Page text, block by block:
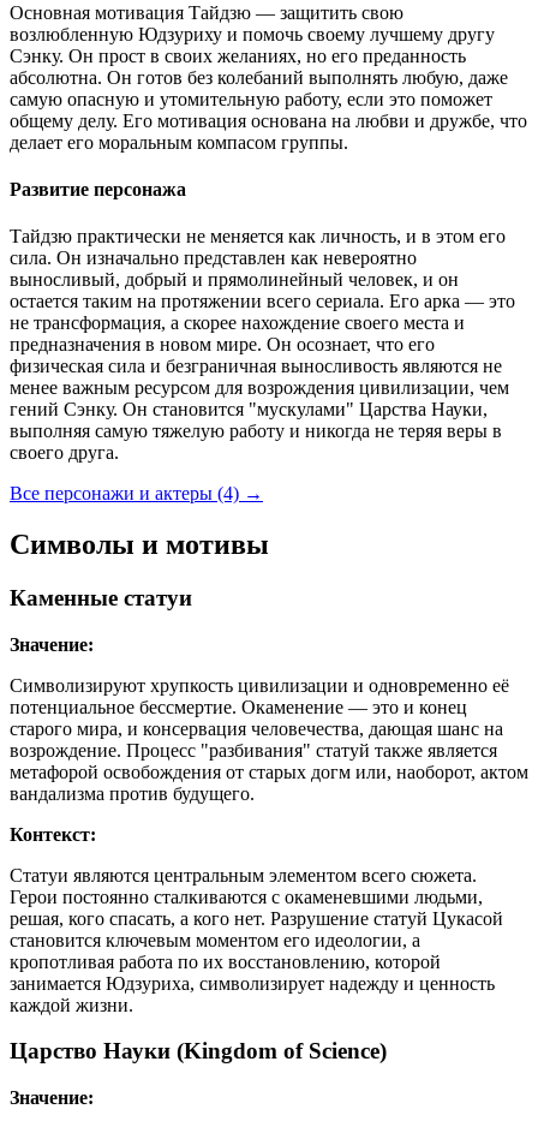
Основная мотивация Тайдзю — защитить свою
возлюбленную Юдзуриху и помочь своему лучшему другу
Сэнку. Он прост в своих желаниях, но его преданность
абсолютна. Он готов без колебаний выполнять любую, даже
самую опасную и утомительную работу, если это поможет
общему делу. Его мотивация основана на любви и дружбе, что
делает его моральным компасом группы.
Развитие персонажа
Тайдзю практически не меняется как личность, и в этом его
сила. Он изначально представлен как невероятно
выносливый, добрый и прямолинейный человек, и он
остается таким на протяжении всего сериала. Его арка — это
не трансформация, а скорее нахождение своего места и
предназначения в новом мире. Он осознает, что его
физическая сила и безграничная выносливость являются не
менее важным ресурсом для возрождения цивилизации, чем
гений Сэнку. Он становится "мускулами" Царства Науки,
выполняя самую тяжелую работу и никогда не теряя веры в
своего друга.
Все персонажи и актеры (4) →
Символы и мотивы
Каменные статуи
Значение:
Символизируют хрупкость цивилизации и одновременно её
потенциальное бессмертие. Окаменение — это и конец
старого мира, и консервация человечества, дающая шанс на
возрождение. Процесс "разбивания" статуй также является
метафорой освобождения от старых догм или, наоборот, актом
вандализма против будущего.
Контекст:
Статуи являются центральным элементом всего сюжета.
Герои постоянно сталкиваются с окаменевшими людьми,
решая, кого спасать, а кого нет. Разрушение статуй Цукасой
становится ключевым моментом его идеологии, а
кропотливая работа по их восстановлению, которой
занимается Юдзуриха, символизирует надежду и ценность
каждой жизни.
Царство Науки (Kingdom of Science)
Значение: